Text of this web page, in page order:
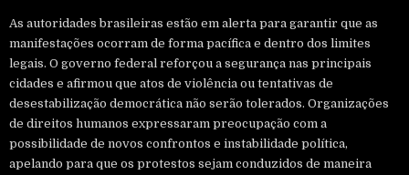
As autoridades brasileiras estão em alerta para garantir que as
manifestações ocorram de forma pacífica e dentro dos limites
legais. O governo federal reforçou a segurança nas principais
cidades e afirmou que atos de violência ou tentativas de
desestabilização democrática não serão tolerados. Organizações
de direitos humanos expressaram preocupação com a
possibilidade de novos confrontos e instabilidade política,
apelando para que os protestos sejam conduzidos de maneira